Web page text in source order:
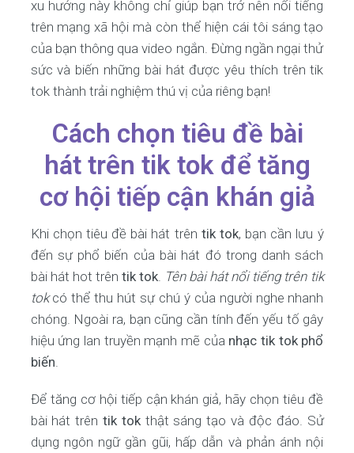
xu hướng này không chỉ giúp bạn trở nên nổi tiếng
trên mạng xã hội mà còn thể hiện cái tôi sáng tạo
của bạn thông qua video ngắn. Đừng ngần ngại thử
sức và biến những bài hát được yêu thích trên tik
tok thành trải nghiệm thú vị của riêng bạn!
Cách chọn tiêu đề bài
hát trên tik tok để tăng
cơ hội tiếp cận khán giả
Khi chọn tiêu đề bài hát trên tik tok, bạn cần lưu ý
đến sự phổ biến của bài hát đó trong danh sách
bài hát hot trên tik tok. Tên bài hát nổi tiếng trên tik
tokcó thể thu hút sự chú ý của người nghe nhanh
chóng. Ngoài ra, bạn cũng cần tính đến yếu tố gây
hiệu ứng lan truyền mạnh mẽ của nhạc tik tok phổ
biến.
Để tăng cơ hội tiếp cận khán giả, hãy chọn tiêu đề
bài hát trên tik tokthật sáng tạo và độc đáo. Sử
dụng ngôn ngữ gần gũi, hấp dẫn và phản ánh nội